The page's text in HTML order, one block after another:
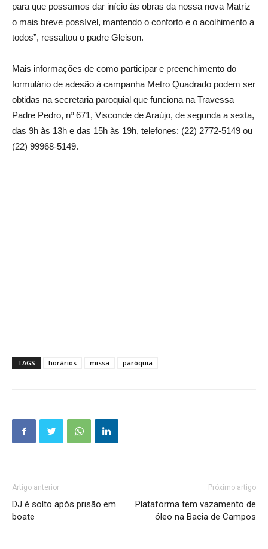
para que possamos dar início às obras da nossa nova Matriz
o mais breve possível, mantendo o conforto e o acolhimento a
todos”, ressaltou o padre Gleison.
Mais informações de como participar e preenchimento do
formulário de adesão à campanha Metro Quadrado podem ser
obtidas na secretaria paroquial que funciona na Travessa
Padre Pedro, nº 671, Visconde de Araújo, de segunda a sexta,
das 9h às 13h e das 15h às 19h, telefones: (22) 2772-5149 ou
(22) 99968-5149.
TAGS horários missa paróquia
Artigo anterior
DJ é solto após prisão em
boate
Próximo artigo
Plataforma tem vazamento de
óleo na Bacia de Campos